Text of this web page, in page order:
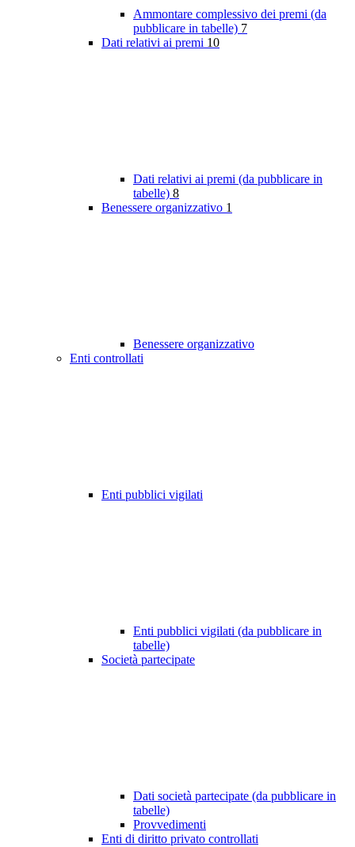
Ammontare complessivo dei premi (da
pubblicare in tabelle) 7
Dati relativi ai premi 10
Dati relativi ai premi (da pubblicare in
tabelle) 8
Benessere organizzativo 1
Benessere organizzativo
Enti controllati
Enti pubblici vigilati
Enti pubblici vigilati (da pubblicare in
tabelle)
Società partecipate
Dati società partecipate (da pubblicare in
tabelle)
Provvedimenti
Enti di diritto privato controllati